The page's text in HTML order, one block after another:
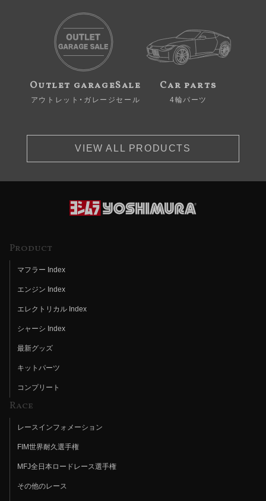
Outlet garageSale
アウトレット・ガレージセール
Car parts
4輪パーツ
VIEW ALL PRODUCTS
Product
マフラー Index
エンジン Index
エレクトリカル Index
シャーシ Index
最新グッズ
キットパーツ
コンプリート
Race
レースインフォメーション
FIM世界耐久選手権
MFJ全日本ロードレース選手権
その他のレース